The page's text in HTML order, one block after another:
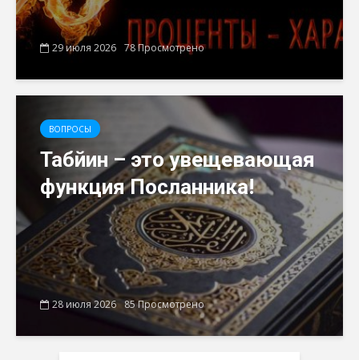
29 июля 2026 78 Просмотрено
ВОПРОСЫ
Табйин – это увещевающая
функция Посланника!
28 июля 2026 85 Просмотрено